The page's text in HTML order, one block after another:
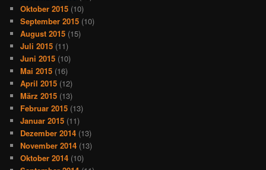
Oktober 2015 (10)
September 2015 (10)
August 2015 (15)
Juli 2015 (11)
Juni 2015 (10)
Mai 2015 (16)
April 2015 (12)
März 2015 (13)
Februar 2015 (13)
Januar 2015 (11)
Dezember 2014 (13)
November 2014 (13)
Oktober 2014 (10)